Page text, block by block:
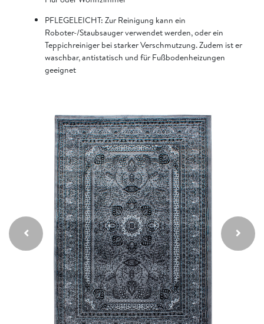
PFLEGELEICHT: Zur Reinigung kann ein
Roboter-/Staubsauger verwendet werden, oder ein
Teppichreiniger bei starker Verschmutzung. Zudem ist er
waschbar, antistatisch und für Fußbodenheizungen
geeignet